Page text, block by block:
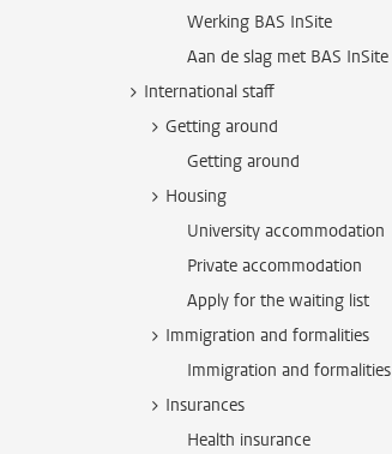
Werking BAS InSite
Aan de slag met BAS InSite
International staff
Getting around
Getting around
Housing
University accommodation
Private accommodation
Apply for the waiting list
Immigration and formalities
Immigration and formalities
Insurances
Health insurance